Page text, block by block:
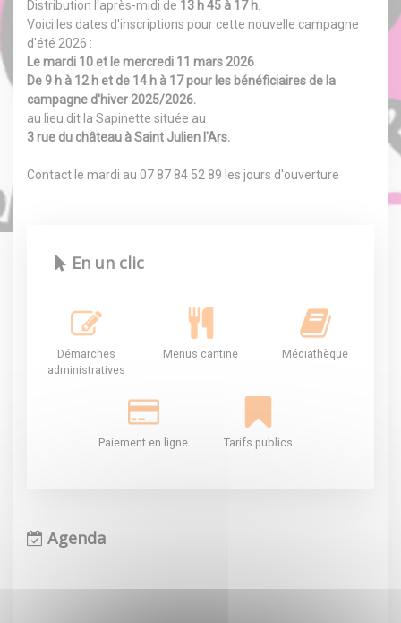
Distribution l'après-midi de 13 h 45 à 17 h.
Voici les dates d'inscriptions pour cette nouvelle campagne
d'été 2026 :
Le mardi 10 et le mercredi 11 mars 2026
De 9 h à 12 h et de 14 h à 17 pour les bénéficiaires de la
campagne d'hiver 2025/2026.
au lieu dit la Sapinette située au
3 rue du château àSaint Julien l'Ars.
Contact le mardi au 07 87 84 52 89 les jours d'ouverture
En un clic
Démarches
administratives
Menus cantine Médiathèque
Paiement en ligne Tarifs publics
Agenda